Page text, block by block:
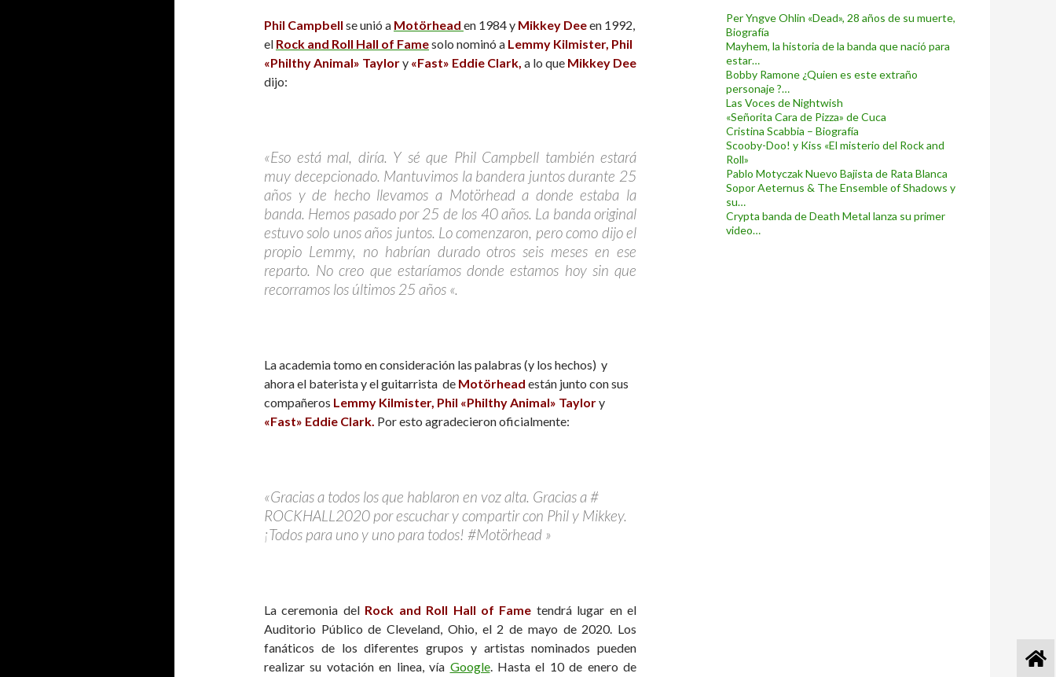
Phil Campbell se unió a Motörhead en 1984 y Mikkey Deeen 1992,
el Rock and Roll Hall of Famesolo nominó a Lemmy Kilmister, Phil
«Philthy Animal» Taylory «Fast» Eddie Clark, a lo que Mikkey Dee
dijo:
«Eso está mal, diría. Y sé que Phil Campbell también estará
muy decepcionado. Mantuvimos la bandera juntos durante 25
años y de hecho llevamos a Motörhead a donde estaba la
banda. Hemos pasado por 25 de los 40 años. La banda original
estuvo solo unos años juntos. Lo comenzaron, pero como dijo el
propio Lemmy, no habrían durado otros seis meses en ese
reparto. No creo que estaríamos donde estamos hoy sin que
recorramos los últimos 25 años «.
La academia tomo en consideración las palabras (y los hechos) y
ahora el baterista y el guitarrista de Motörhead están junto con sus
compañeros Lemmy Kilmister, Phil «Philthy Animal» Taylory
«Fast» Eddie Clark. Por esto agradecieron oficialmente:
«Gracias a todos los que hablaron en voz alta. Gracias a #
ROCKHALL2020 por escuchar y compartir con Phil y Mikkey.
¡Todos para uno y uno para todos! #Motörhead »
La ceremonia del Rock and Roll Hall of Fame tendrá lugar en el
Auditorio Público de Cleveland, Ohio, el 2 de mayo de 2020. Los
fanáticos de los diferentes grupos y artistas nominados pueden
realizar su votación en linea, vía Google. Hasta el 10 de enero de
Per Yngve Ohlin «Dead», 28 años de su muerte,
Biografía
Mayhem, la historia de la banda que nació para
estar…
Bobby Ramone ¿Quien es este extraño
personaje ?…
Las Voces de Nightwish
«Señorita Cara de Pizza» de Cuca
Cristina Scabbia – Biografía
Scooby-Doo! y Kiss «El misterio del Rock and
Roll»
Pablo Motyczak Nuevo Bajista de Rata Blanca
Sopor Aeternus & The Ensemble of Shadows y
su…
Crypta banda de Death Metal lanza su primer
video…